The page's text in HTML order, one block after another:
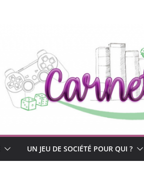
UN JEU DE SOCIÉTÉ POUR QUI ?